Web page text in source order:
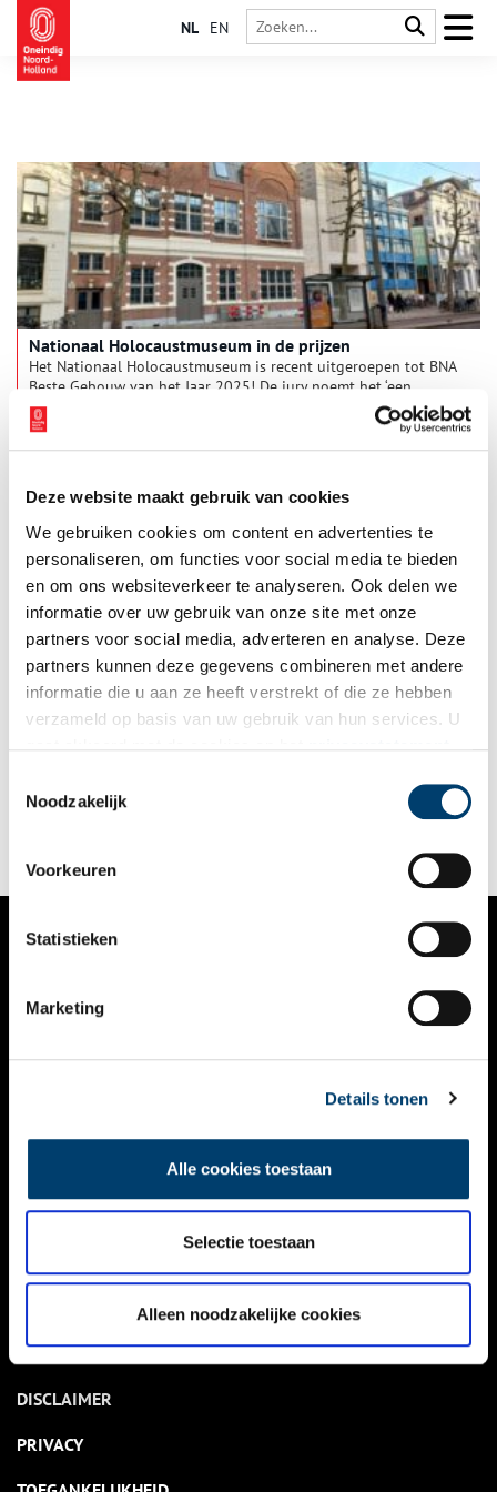
Deze website maakt gebruik van cookies
We gebruiken cookies om content en advertenties te
personaliseren, om functies voor social media te bieden
en om ons websiteverkeer te analyseren. Ook delen we
informatie over uw gebruik van onze site met onze
partners voor social media, adverteren en analyse. Deze
partners kunnen deze gegevens combineren met andere
informatie die u aan ze heeft verstrekt of die ze hebben
verzameld op basis van uw gebruik van hun services. U
Noodzakelijk
Voorkeuren
Statistieken
Marketing
Details tonen
Alle cookies toestaan
Selectie toestaan
Alleen noodzakelijke cookies
NL EN
Nationaal Holocaustmuseum in de prijzen
Het Nationaal Holocaustmuseum is recent uitgeroepen tot BNA
Beste Gebouw van het Jaar 2025! De jury noemt het ‘een
gedurfd en gelaagd project waarbij het museum je meeneemt
in hoe het vroeger was en wat er op de plek gebeurd is’.
Holocaustmuseum wint Geurt Brinkgreve Bokaal 2024
De Geurt Brinkgreve Bokaal voor het beste initiatief op het
gebied van herontwikkeling, transformatie of renovatie van
prijs door wethouder Alexander Scholtes uitgereikt. De
opdrachtgever van het project Nationaal Holocaustmuseum is
NIEUWS
KALENDER
ACTIVITEITEN
NIEUWSBRIEF
DISCLAIMER
PRIVACY